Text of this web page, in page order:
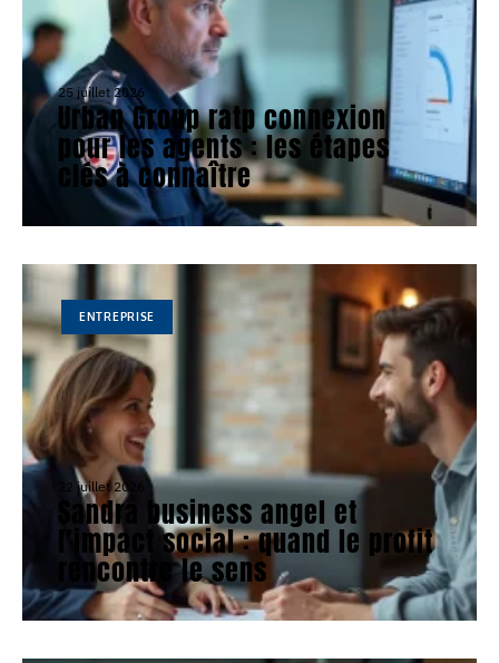
25 juillet 2026
Urban Group ratp connexion
pour les agents : les étapes
clés à connaître
ENTREPRISE
22 juillet 2026
Sandra business angel et
l’impact social : quand le profit
rencontre le sens